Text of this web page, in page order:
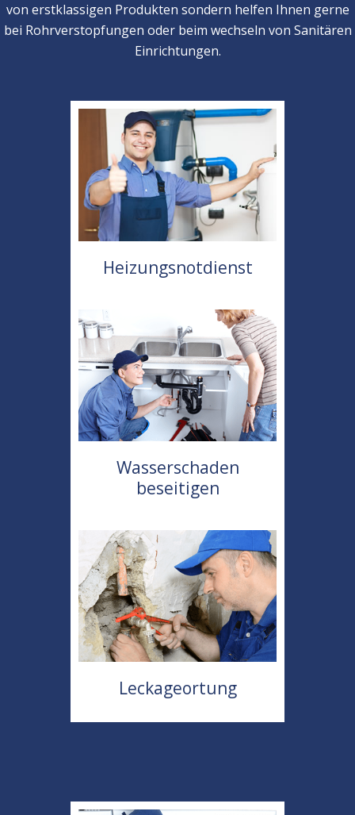
von erstklassigen Produkten sondern helfen Ihnen gerne
bei Rohrverstopfungen oder beim wechseln von Sanitären
Einrichtungen.
Heizungsnotdienst
Wasserschaden
beseitigen
Leckageortung